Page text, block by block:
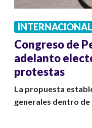
INTERNACIONAL
Congreso de
adelanto
protestas
La propuesta
generales dentro de